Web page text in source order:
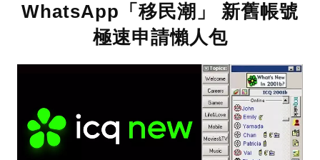
WhatsApp「移民潮」 新舊帳號
極速申請懶人包